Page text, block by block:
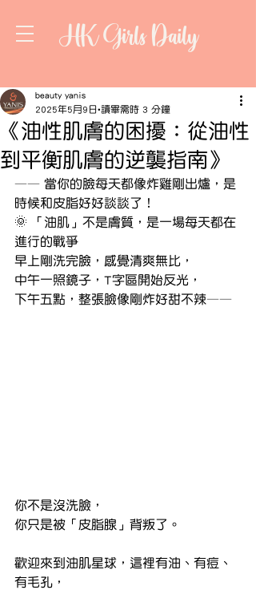
HK Girls Daily
《油性肌膚的困擾：從油性
到平衡肌膚的逆襲指南》
beauty yanis
2025年5月9日 讀畢需時 3 分鐘
—— 當你的臉每天都像炸雞剛出爐，是
時候和皮脂好好談談了！
🌞 「油肌」不是膚質，是一場每天都在
進行的戰爭
早上剛洗完臉，感覺清爽無比，
中午一照鏡子，T字區開始反光，
下午五點，整張臉像剛炸好甜不辣——
你不是沒洗臉，
你只是被「皮脂腺」背叛了。
歡迎來到油肌星球，這裡有油、有痘、
有毛孔，